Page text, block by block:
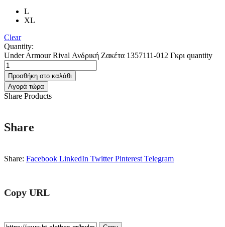
L
XL
Clear
Quantity:
Under Armour Rival Ανδρική Ζακέτα 1357111-012 Γκρι quantity
Προσθήκη στο καλάθι
Αγορά τώρα
Share Products
Share
Share: Facebook LinkedIn Twitter Pinterest Telegram
Copy URL